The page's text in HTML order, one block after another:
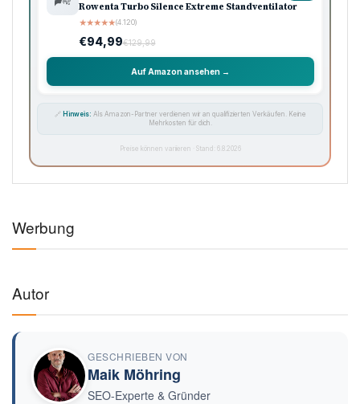
Rowenta Turbo Silence Extreme Standventilator
★★★★★(4.120)
€94,99€129,99
Auf Amazon ansehen →
🔗 Hinweis: Als Amazon-Partner verdienen wir an qualifizierten Verkäufen. Keine
Mehrkosten für dich.
Preise können variieren · Stand: 6.8.2026
Werbung
Autor
GESCHRIEBEN VON
Maik Möhring
SEO-Experte & Gründer